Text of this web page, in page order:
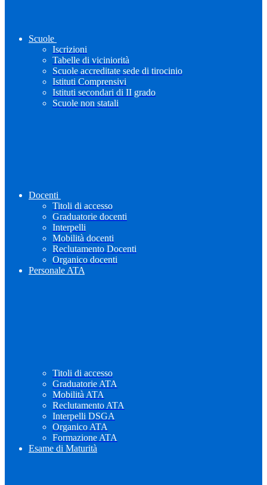
Scuole
Iscrizioni
Tabelle di viciniorità
Scuole accreditate sede di tirocinio
Istituti Comprensivi
Istituti secondari di II grado
Scuole non statali
Docenti
Titoli di accesso
Graduatorie docenti
Interpelli
Mobilità docenti
Reclutamento Docenti
Organico docenti
Personale ATA
Titoli di accesso
Graduatorie ATA
Mobilità ATA
Reclutamento ATA
Interpelli DSGA
Organico ATA
Formazione ATA
Esame di Maturità